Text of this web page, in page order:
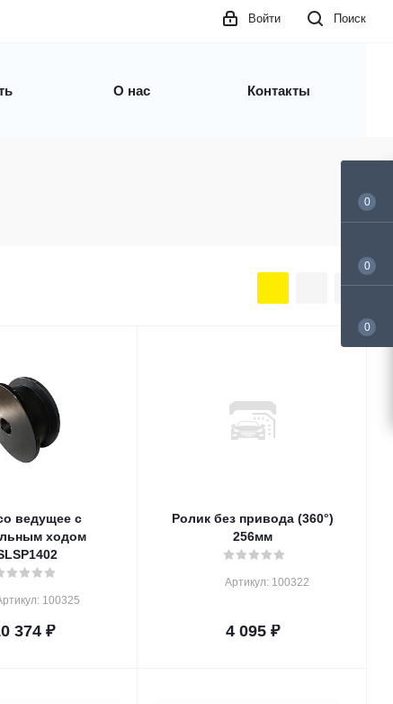
Поиск
Войти
О нас Контакты
ведущее с
ходом
100325
374₽
Ролик без привода (360°)
256мм
Артикул: 100322
4 095₽
0
0
0